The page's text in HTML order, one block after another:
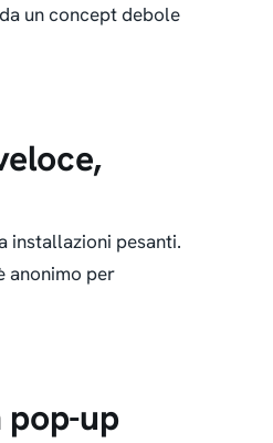
un concept debole
installazioni pesanti.
anonimo per
up